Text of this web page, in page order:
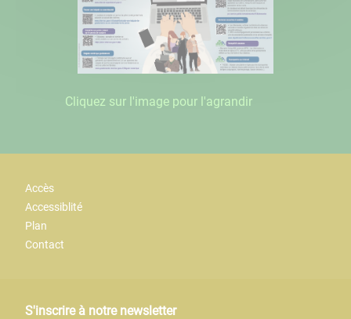
Cliquez sur l'image pour l'agrandir
Accès
Accessiblité
Plan
Contact
S'inscrire à notre newsletter